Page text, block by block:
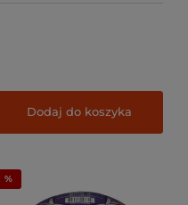
Dodaj do koszyka